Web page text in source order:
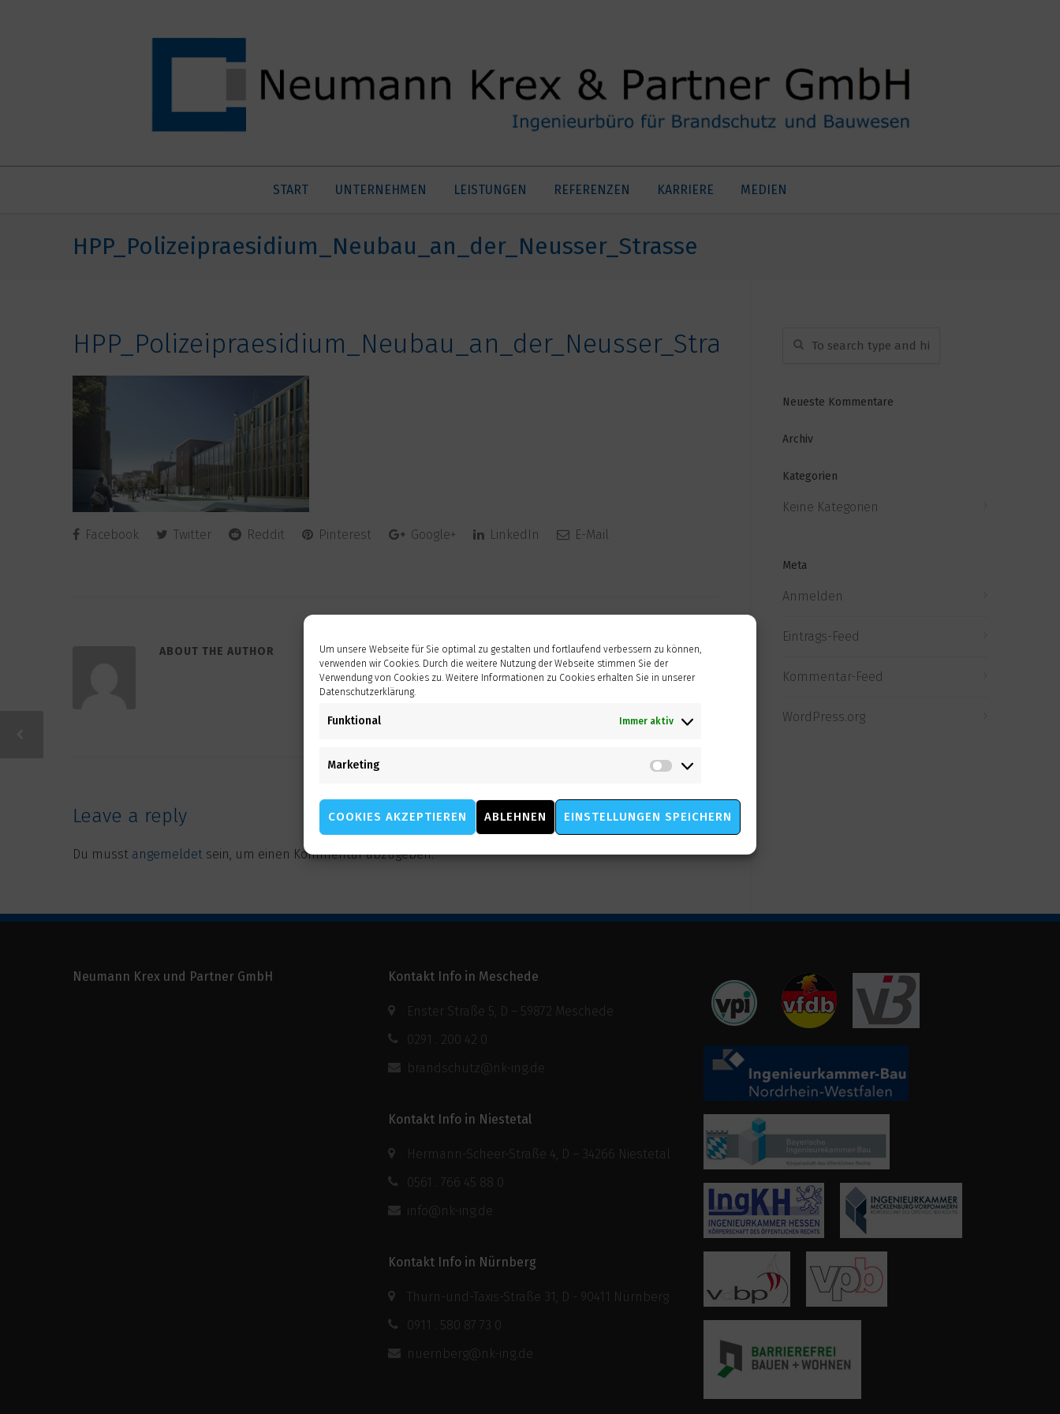
Um unsere Webseite für Sie optimal zu gestalten und fortlaufend verbessern zu können,
verwenden wir Cookies. Durch die weitere Nutzung der Webseite stimmen Sie der
Verwendung von Cookies zu. Weitere Informationen zu Cookies erhalten Sie in unserer
Datenschutzerklärung.
Funktional Immer aktiv
Marketing
COOKIES AKZEPTIEREN ABLEHNEN EINSTELLUNGEN SPEICHERN
START UNTERNEHMEN LEISTUNGEN REFERENZEN KARRIERE MEDIEN
HPP_Polizeipraesidium_Neubau_an_der_Neusser_Strasse
HPP_Polizeipraesidium_Neubau_an_der_Neusser_Strasse
Facebook Twitter Reddit Pinterest Google+ LinkedIn E-Mail
ABOUT THE AUTHOR
Leave a reply
Du musst angemeldet sein, um einen Kommentar abzugeben.
Neueste Kommentare
Archiv
Kategorien
Keine Kategorien
Meta
Anmelden
Eintrags-Feed
Kommentar-Feed
WordPress.org
Neumann Krex und Partner GmbH Kontakt Info in Meschede
Enster Straße 5, D – 59872 Meschede
0291 . 200 42 0
brandschutz@nk-ing.de
Kontakt Info in Niestetal
Hermann-Scheer-Straße 4, D – 34266 Niestetal
0561 . 766 45 88 0
info@nk-ing.de
Kontakt Info in Nürnberg
Thurn-und-Taxis-Straße 31, D - 90411 Nürnberg
0911 . 580 87 73 0
nuernberg@nk-ing.de